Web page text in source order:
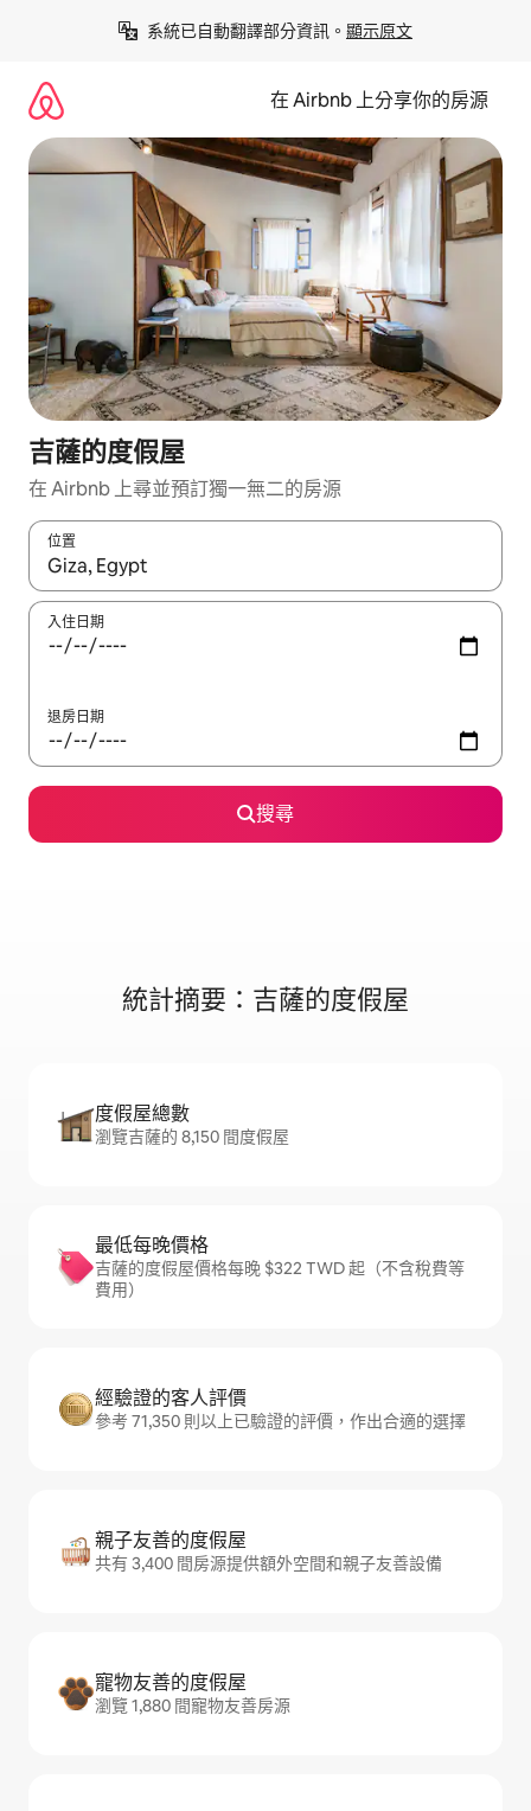
系統已自動翻譯部分資訊。 顯示原文
在 Airbnb 上分享你的房源
吉薩的度假屋
在 Airbnb 上尋並預訂獨一無二的房源
位置
如有搜尋結果，瀏覽內容時請使用上下箭頭，或輕點、滑動裝置。
入住日期
退房日期
搜尋
統計摘要：吉薩的度假屋
度假屋總數
瀏覽吉薩的 8,150 間度假屋
最低每晚價格
吉薩的度假屋價格每晚 $322 TWD 起（不含稅費等
費用）
經驗證的客人評價
參考 71,350 則以上已驗證的評價，作出合適的選擇
親子友善的度假屋
共有 3,400 間房源提供額外空間和親子友善設備
寵物友善的度假屋
瀏覽 1,880 間寵物友善房源